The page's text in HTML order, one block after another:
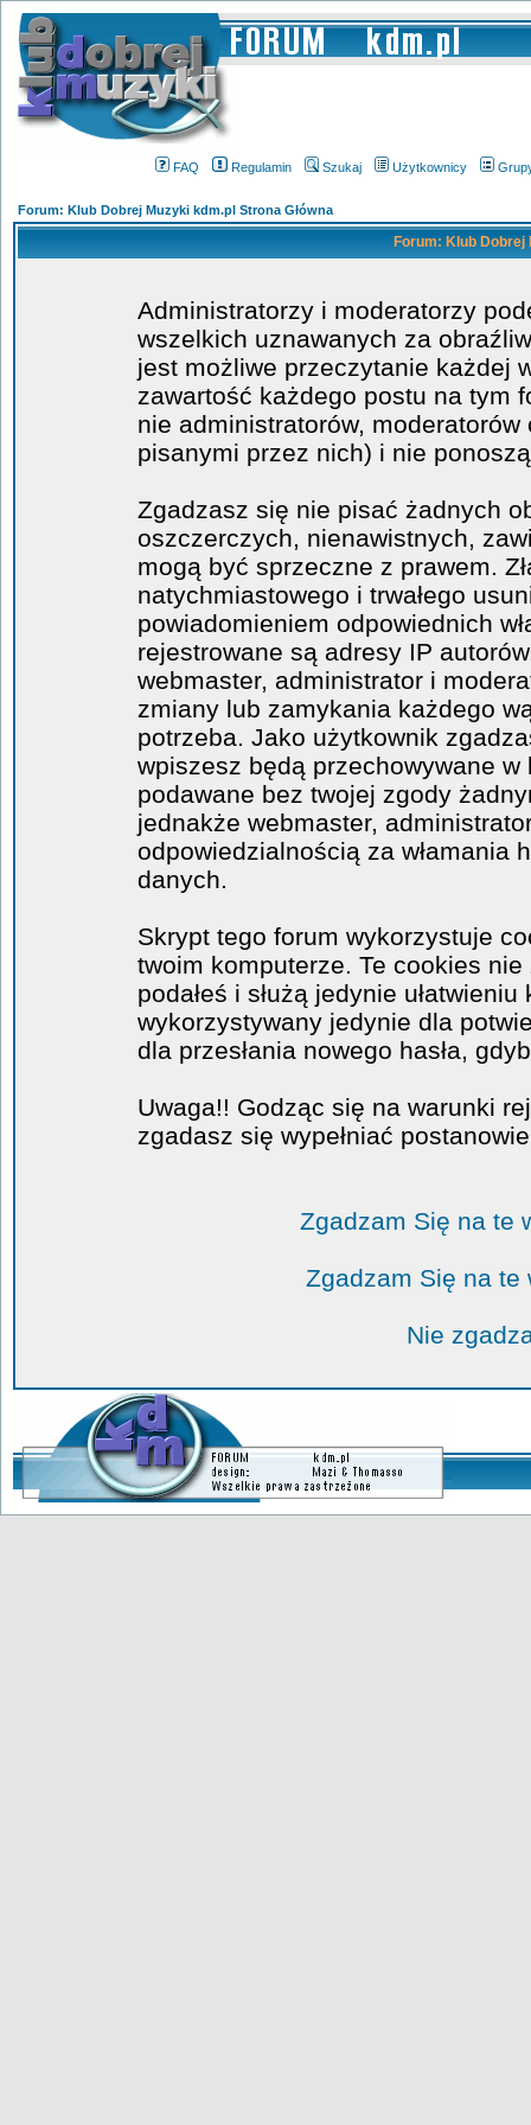
FAQ Regulamin Szukaj Użytkownicy
Forum: Klub Dobrej Muzyki kdm.pl Strona Główna
Forum: Klub
Administratorzy i moderatorzy
wszelkich uznawanych za
jest możliwe przeczytanie każdej
zawartość każdego postu na tym
nie administratorów,
pisanymi przez nich) i nie
Zgadzasz się nie pisać żadnych
oszczerczych, nienawistnych,
mogą być sprzeczne z prawem.
natychmiastowego i trwałego
powiadomieniem odpowiednich
rejestrowane są adresy IP
webmaster, administrator i
zmiany lub zamykania każdego
potrzeba. Jako użytkownik
wpiszesz będą przechowywane
podawane bez twojej zgody
jednakże webmaster,
odpowiedzialnością za włamania
danych.
Skrypt tego forum wykorzystuje
twoim komputerze. Te cookies
podałeś i służą jedynie
wykorzystywany jedynie dla
dla przesłania nowego hasła,
Uwaga!! Godząc się na warunki
zgadasz się wypełniać
Zgadzam Się na te
Zgadzam Się na
Nie